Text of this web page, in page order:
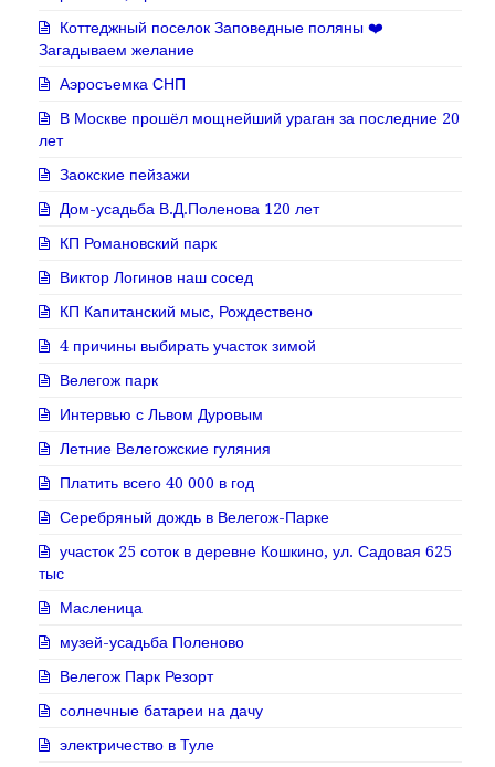
Коттеджный поселок Заповедные поляны ❤️
Загадываем желание
Аэросъемка СНП
В Москве прошёл мощнейший ураган за последние 20
лет
Заокские пейзажи
Дом-усадьба В.Д.Поленова 120 лет
КП Романовский парк
Виктор Логинов наш сосед
КП Капитанский мыс, Рождествено
4 причины выбирать участок зимой
Велегож парк
Интервью с Львом Дуровым
Летние Велегожские гуляния
Платить всего 40 000 в год
Серебряный дождь в Велегож-Парке
участок 25 соток в деревне Кошкино, ул. Садовая 625
тыс
Масленица
музей-усадьба Поленово
Велегож Парк Резорт
солнечные батареи на дачу
электричество в Туле